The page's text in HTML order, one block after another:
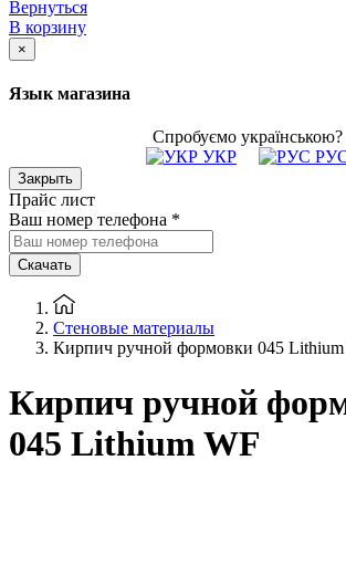
Вернуться
В корзину
×
Язык магазина
Спробуємо українською?
УКР
Закрыть
Прайс лист
Ваш номер телефона *
Скачать
Стеновые материалы
Кирпич ручной формовки 045
Кирпич ручной
045 Lithium WF